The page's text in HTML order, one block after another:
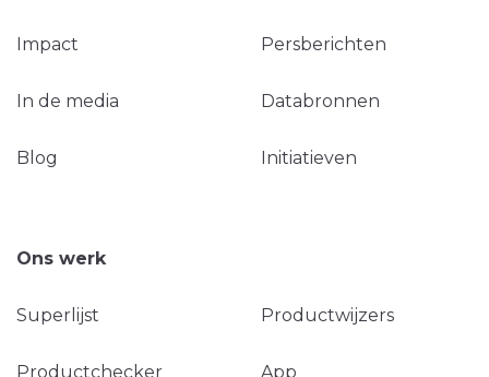
Impact Persberichten
In de media Databronnen
Blog Initiatieven
Ons werk
Superlijst Productwijzers
Productchecker App